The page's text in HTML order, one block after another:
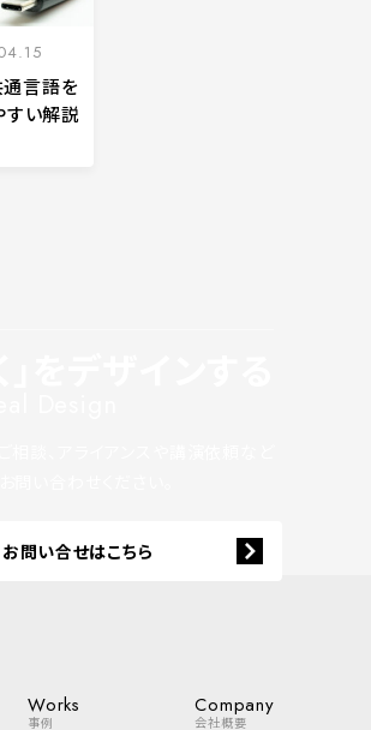
通言語を
すい解説
お問い合せはこちら
Works
事例
Company
会社概要